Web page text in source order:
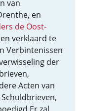
van
en
de Oost-
verklaard te
Verbintenissen
der
Acten van